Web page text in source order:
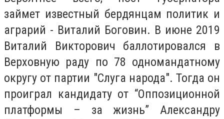
займет известный бердянцам политик и
аграрий - Виталий Боговин. В июне 2019
Виталий Викторович баллотировался в
Верховную раду по 78 одномандатному
округу от партии "Слуга народа". Тогда он
проиграл кандидату от “Оппозиционной
платформы – за жизнь” Александру